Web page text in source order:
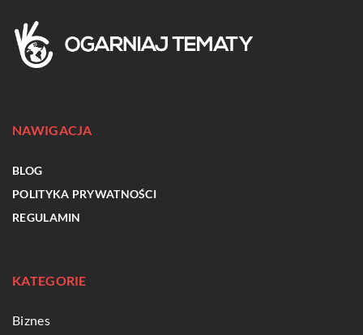
NAWIGACJA
BLOG
POLITYKA PRYWATNOŚCI
REGULAMIN
KATEGORIE
Biznes